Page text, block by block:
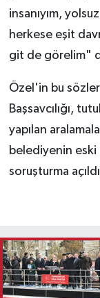
insanıyım,
herkese eşit
git de görelim"
Özel'in bu
Başsavcılığı,
yapılan
belediyenin eski
soruşturma